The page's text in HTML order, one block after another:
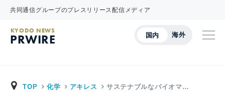
共同通信グループのプレスリリース配信メディア
国内 海外
KYODO NEWS
PRWIRE
TOP 化学 アキレス サステナブルなバイオマ…